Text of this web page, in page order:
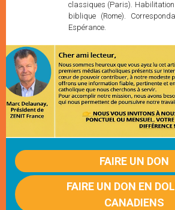
classiques (Paris). Habilitation
biblique (Rome).
Espérance.
FAIRE UN DON
FAIRE UN DON EN
CANADIENS